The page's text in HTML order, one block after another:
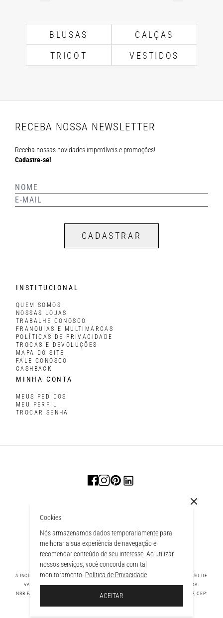
Cookies
Nós armazenamos dados temporariamente para
melhorar a sua experiência de navegação e
recomendar conteúdo de seu interesse. Ao utilizar
nossos serviços, você concorda com tal
monitoramento. Política de Privacidade
ACEITAR
BLUSAS
CALÇAS
TRICOT
VESTIDOS
À SACOLA
RECEBA NOSSA NEWSLETTER
Receba nossas novidades imperdíveis e promoções!
Cadastre-se!
CADASTRAR
INSTITUCIONAL
QUEM SOMOS
NOSSAS LOJAS
TRABALHE CONOSCO
FRANQUIAS E MULTIMARCAS
POLÍTICAS DE PRIVACIDADE
TROCAS E DEVOLUÇÕES
MAPA DO SITE
FALE CONOSCO
CASHBACK
MINHA CONTA
MEUS PEDIDOS
MEU PERFIL
TROCAR SENHA
A INCLUSÃO DE UM PRODUTO NA SACOLA NÃO GARANTE SEU PREÇO. EM CASO DE
VARIAÇÃO, PREVALECERÁ O PREÇO VIGENTE NA FINALIZAÇÃO DA COMPRA.
NRB FASHION COMPANY LTDA - AV. TAMBORE, 1043 - TAMBORÉ BARUERI - SP, CEP: